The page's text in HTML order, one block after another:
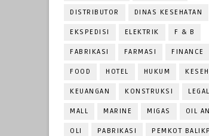
DISTRIBUTOR DINAS KESEHATAN
EKSPEDISI ELEKTRIK F & B
FABRIKASI FARMASI FINANCE
FOOD HOTEL HUKUM
KEUANGAN KONSTRUKSI LEGAL
MALL MARINE MIGAS OIL
OLI PABRIKASI PEMKOT